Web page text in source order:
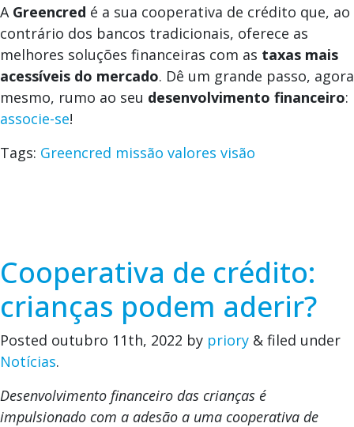
A Greencred é a sua cooperativa de crédito que, ao
contrário dos bancos tradicionais, oferece as
melhores soluções financeiras com as taxas mais
acessíveis do mercado. Dê um grande passo, agora
mesmo, rumo ao seu desenvolvimento financeiro:
associe-se!
Tags: Greencred missão valores visão
Cooperativa de crédito:
crianças podem aderir?
Posted outubro 11th, 2022 by priory & filed under
Notícias.
Desenvolvimento financeiro das crianças é
impulsionado com a adesão a uma cooperativa de